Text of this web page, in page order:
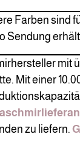
Farben sind
Sendung
mit
Mit einer
zu liefern.